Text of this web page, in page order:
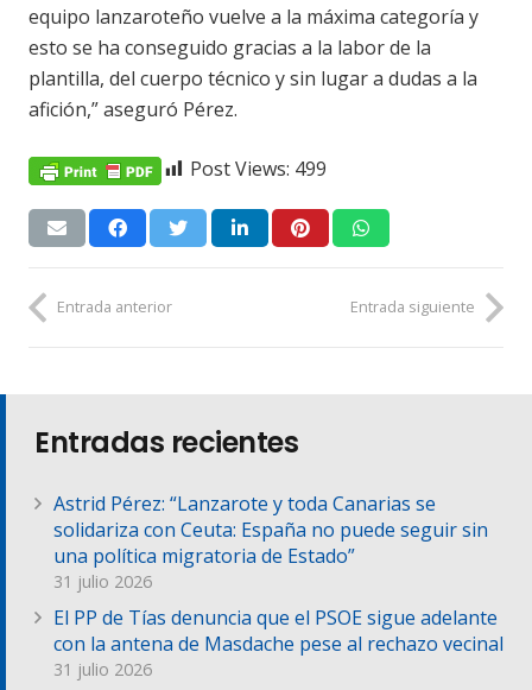
equipo lanzaroteño vuelve a la máxima categoría y
esto se ha conseguido gracias a la labor de la
plantilla, del cuerpo técnico y sin lugar a dudas a la
afición,” aseguró Pérez.
Post Views: 499
Entrada anterior Entrada siguiente
Entradas recientes
Astrid Pérez: “Lanzarote y toda Canarias se
solidariza con Ceuta: España no puede seguir sin
una política migratoria de Estado”
31 julio 2026
El PP de Tías denuncia que el PSOE sigue adelante
con la antena de Masdache pese al rechazo vecinal
31 julio 2026